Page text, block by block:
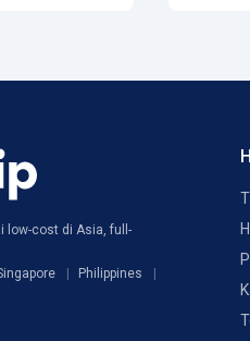
low-cost di Asia, full-
Philippines